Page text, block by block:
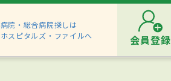
病院・総合病院探しは
ホスピタルズ・ファイルへ
会員登録